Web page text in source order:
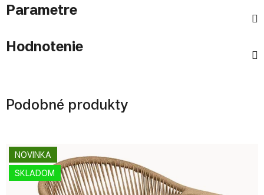
Parametre
Hodnotenie
Podobné produkty
NOVINKA
SKLADOM